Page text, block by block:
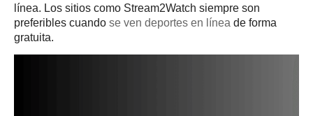
línea. Los sitios como Stream2Watch siempre son
preferibles cuando se ven deportes en línea de forma
gratuita.